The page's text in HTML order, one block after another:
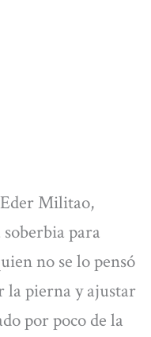
Militao,
para
no se lo pensó
la pierna y ajustar
por poco de la